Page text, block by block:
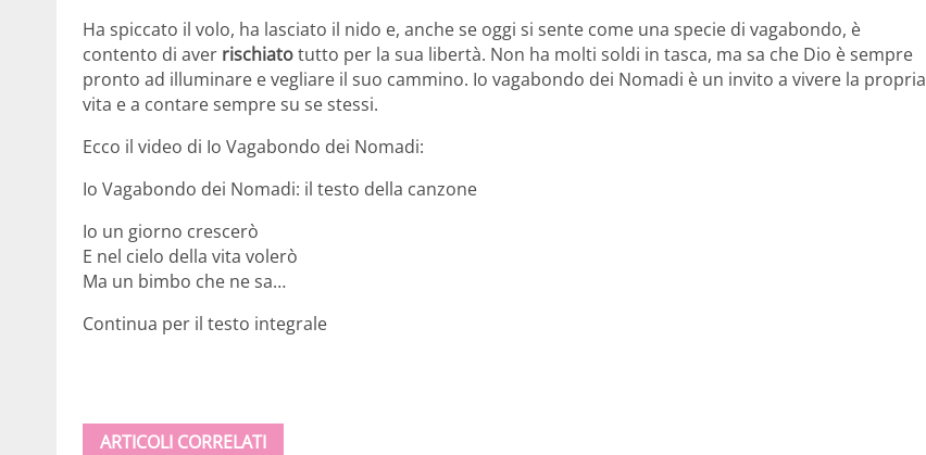
Ha spiccato il volo, ha lasciato il nido e, anche se oggi si sente come una specie di vagabondo, è
contento di aver rischiatotutto per la sua libertà. Non ha molti soldi in tasca, ma sa che Dio è sempre
pronto ad illuminare e vegliare il suo cammino. Io vagabondo dei Nomadi è un invito a vivere la propria
vita e a contare sempre su se stessi.
Ecco il video di Io Vagabondo dei Nomadi:
Io Vagabondo dei Nomadi: il testo della canzone
Io un giorno crescerò
E nel cielo della vita volerò
Ma un bimbo che ne sa…
Continua per il testo integrale
ARTICOLI CORRELATI